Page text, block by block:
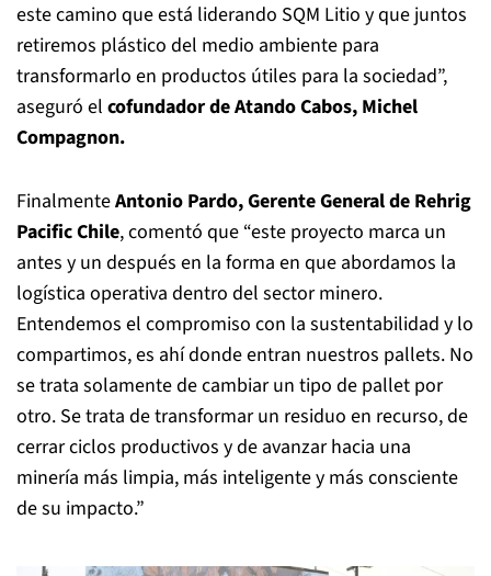
este camino que está liderando SQM Litio y que juntos
retiremos plástico del medio ambiente para
transformarlo en productos útiles para la sociedad”,
aseguró el cofundador de Atando Cabos, Michel
Compagnon.
FinalmenteAntonio Pardo, Gerente General de Rehrig
Pacific Chile, comentó que “este proyecto marca un
antes y un después en la forma en que abordamos la
logística operativa dentro del sector minero.
Entendemos el compromiso con la sustentabilidad y lo
compartimos, es ahí donde entran nuestros pallets. No
se trata solamente de cambiar un tipo de pallet por
otro. Se trata de transformar un residuo en recurso, de
cerrar ciclos productivos y de avanzar hacia una
minería más limpia, más inteligente y más consciente
de su impacto.”